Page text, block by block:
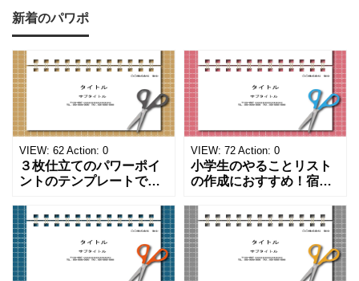
新着のパワポ
VIEW: 62 Action: 0
３枚仕立てのパワーポイ
ントのテンプレートで
ペンのワンポイントイラ
ストが描かれています。
ご案内やお知らせなど簡
単な資料を時短で作成で
きる便利なフォーマット
VIEW: 72 Action: 0
小学生のやることリスト
の作成におすすめ！宿題
事をまとめたい時のフォ
ーマットにおすすめしま
す。 ノートタイプのフォ
ーマットで文字入れをし
やすく、壁に貼ってもか